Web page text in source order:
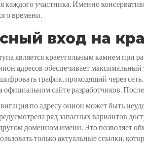
каждого участника. Именно
времени.
вход на
является краеугольным камнем
адресов обеспечивает
трафик, проходящий через
официальном сайте разработчиков.
по адресу онион может быть
ряд запасных вариантов
доменном имени. Это позволяет
только актуальные ссылки,